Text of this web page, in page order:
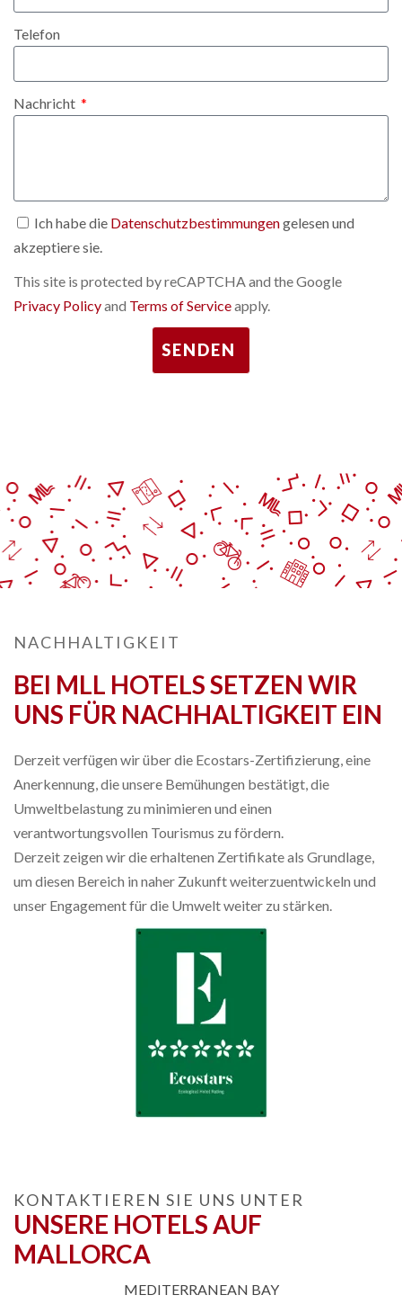
Telefon
Nachricht
Ich habe die Datenschutzbestimmungengelesen und
akzeptiere sie.
This site is protected by reCAPTCHA and the Google
Privacy Policyand Terms of Serviceapply.
SENDEN
NACHHALTIGKEIT
BEI MLL HOTELS SETZEN WIR
UNS FÜR NACHHALTIGKEIT EIN
Derzeit verfügen wir über die Ecostars-Zertifizierung, eine
Anerkennung, die unsere Bemühungen bestätigt, die
Umweltbelastung zu minimieren und einen
verantwortungsvollen Tourismus zu fördern.
Derzeit zeigen wir die erhaltenen Zertifikate als Grundlage,
um diesen Bereich in naher Zukunft weiterzuentwickeln und
unser Engagement für die Umwelt weiter zu stärken.
KONTAKTIEREN SIE UNS UNTER
UNSERE HOTELS AUF
MALLORCA
MEDITERRANEAN BAY